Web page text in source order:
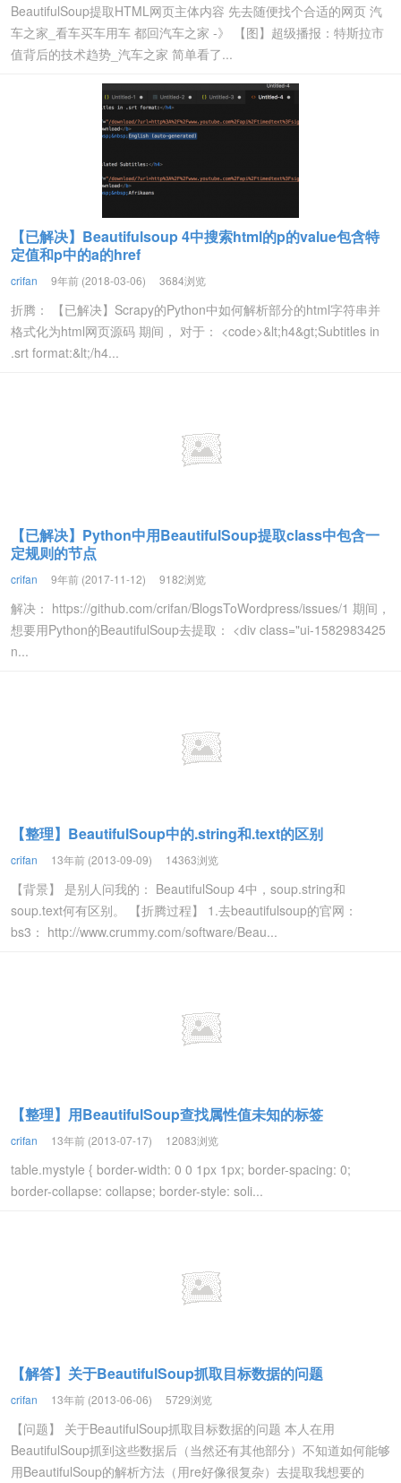
BeautifulSoup提取HTML网页主体内容 先去随便找个合适的网页 汽
车之家_看车买车用车 都回汽车之家 -》 【图】超级播报：特斯拉市
值背后的技术趋势_汽车之家 简单看了...
【已解决】Beautifulsoup 4中搜索html的p的value包含特
定值和p中的a的href
crifan 9年前 (2018-03-06) 3684浏览
折腾： 【已解决】Scrapy的Python中如何解析部分的html字符串并
格式化为html网页源码 期间， 对于： <code>&lt;h4&gt;Subtitles in
.srt format:&lt;/h4...
【已解决】Python中用BeautifulSoup提取class中包含一
定规则的节点
crifan 9年前 (2017-11-12) 9182浏览
解决： https://github.com/crifan/BlogsToWordpress/issues/1 期间，
想要用Python的BeautifulSoup去提取： <div class="ui-1582983425
n...
【整理】BeautifulSoup中的.string和.text的区别
crifan 13年前 (2013-09-09) 14363浏览
【背景】 是别人问我的： BeautifulSoup 4中，soup.string和
soup.text何有区别。 【折腾过程】 1.去beautifulsoup的官网：
bs3： http://www.crummy.com/software/Beau...
【整理】用BeautifulSoup查找属性值未知的标签
crifan 13年前 (2013-07-17) 12083浏览
table.mystyle { border-width: 0 0 1px 1px; border-spacing: 0;
border-collapse: collapse; border-style: soli...
【解答】关于BeautifulSoup抓取目标数据的问题
crifan 13年前 (2013-06-06) 5729浏览
【问题】 关于BeautifulSoup抓取目标数据的问题 本人在用
BeautifulSoup抓到这些数据后（当然还有其他部分）不知道如何能够
用BeautifulSoup的解析方法（用re好像很复杂）去提取我想要的